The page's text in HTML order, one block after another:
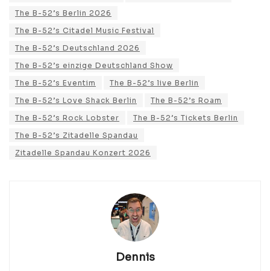
The B-52’s Berlin 2026
The B-52’s Citadel Music Festival
The B-52’s Deutschland 2026
The B-52’s einzige Deutschland Show
The B-52’s Eventim
The B-52’s live Berlin
The B-52’s Love Shack Berlin
The B-52’s Roam
The B-52’s Rock Lobster
The B-52’s Tickets Berlin
The B-52’s Zitadelle Spandau
Zitadelle Spandau Konzert 2026
Dennis